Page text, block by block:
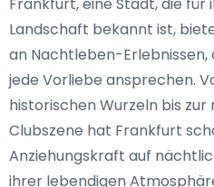
Landschaft bekannt ist,
an Nachtleben-Erlebnissen,
jede Vorliebe ansprechen.
historischen Wurzeln bis
Clubszene hat Frankfurt
Anziehungskraft auf
ihrer lebendigen